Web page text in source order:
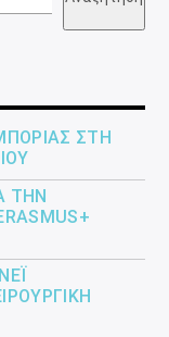
ΣΤΗ
ΤΗΝ